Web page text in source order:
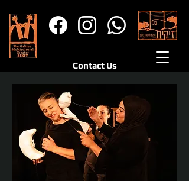
Contact Us